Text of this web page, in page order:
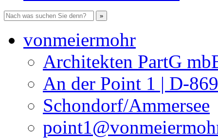
vonmeiermohr
Architekten PartG
An der Point 1 | D-
Schondorf/Ammersee